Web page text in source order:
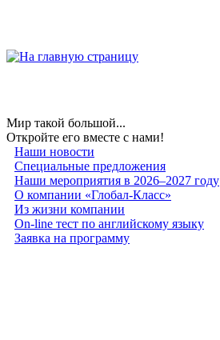
Мир такой большой...
Откройте его вместе с нами!
Наши новости
Специальные предложения
Наши мероприятия в 2026–2027 году
О компании «Глобал-Класс»
Из жизни компании
On-line тест по английскому языку
Заявка на программу